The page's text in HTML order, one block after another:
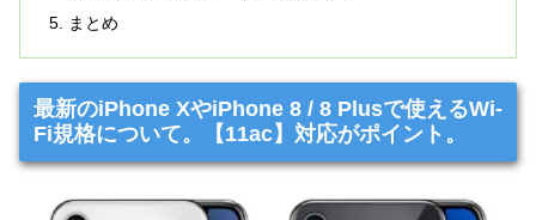
まとめ
最新のiPhone XやiPhone 8 / 8 Plusで使えるWi-
Fi規格について。【11ac】対応がポイント。